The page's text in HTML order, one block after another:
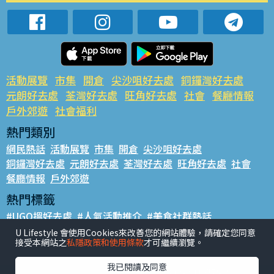
活動展覽 市集 開倉 尖沙咀好去處 銅鑼灣好去處
元朗好去處 荃灣好去處 旺角好去處 社會 餐廳情報
戶外郊遊 社會福利
熱門類別
網民熱話 活動展覽 市集 開倉 尖沙咀好去處
銅鑼灣好去處 元朗好去處 荃灣好去處 旺角好去處 社會
餐廳情報 戶外郊遊
熱門標籤
#UGO搵好去處 #人氣活動推介 #美食社群熱話
#親子玩樂好去處 #ULifestyle應用程式 #限時搶
#UJetso禮物放送 #ULifestyle商戶中心 #著數
香港經濟日報版權所有©2026
U Lifestyle 會使用Cookies來改善您的網站體驗，請確定您同意
接受本網站之私隱政策和使用條款才可繼續瀏覽。
我已閱讀及同意